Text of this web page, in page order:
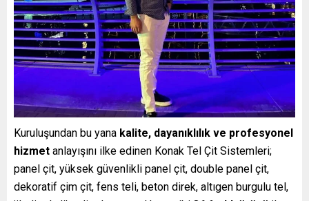
Kuruluşundan bu yana kalite, dayanıklılık ve profesyonel
hizmet anlayışını ilke edinen Konak Tel Çit Sistemleri;
panel çit, yüksek güvenlikli panel çit, double panel çit,
dekoratif çim çit, fens teli, beton direk, altıgen burgulu tel,